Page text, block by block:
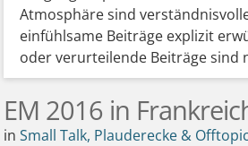
Atmosphäre sind
einfühlsame Beiträge explizit
oder verurteilende Beiträge sind
EM 2016 in
inSmall Talk, Plauderecke & Offtopic